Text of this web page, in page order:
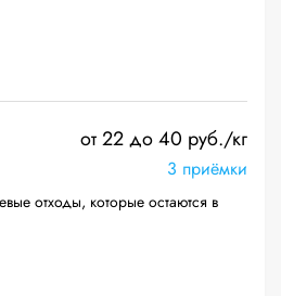
от 22 до 40 руб./кг
3 приёмки
отходы, которые остаются в